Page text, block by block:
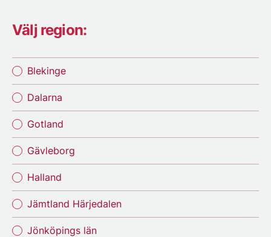
Välj region:
Blekinge
Dalarna
Gotland
Gävleborg
Halland
Jämtland Härjedalen
Jönköpings län